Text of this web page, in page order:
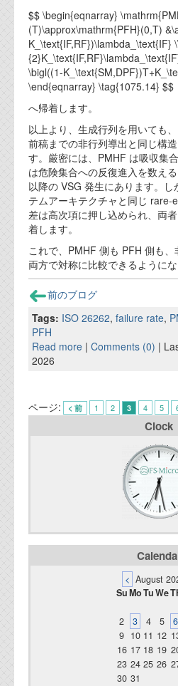
$$ \begin{eqnarray}
(T)\approx\mathrm{PFH}(0,T)
K_\text{IF,RF})\lambda_\text{IF}
\bigl((1-
\end{eqnarray} \tag{1075.14} $$
へ帰着します。
以上より、生成行列を用いても
前稿までの非行列導出と同じ構
す。厳密には、PMHF は吸収集
は危険集合への反復進入を数え
以降の VSG 発生にあります。
テムアーキテクチャと同じ rare-
差は高次項に押し込められ、両
着します。
これで、PMHF 側も PFH 側も
両方で対称に比較できるようにな
前のブログ
Tags: ISO 26262, failure rate,
PFH
Read more | Comments (0) |
2026
ページ: < 前 1 2 3 4 5
Clock
< August
SuMoTuWe
2
3 4 5 6
9 10 11 12
16 17 18 19
23 24 25 26
30 31